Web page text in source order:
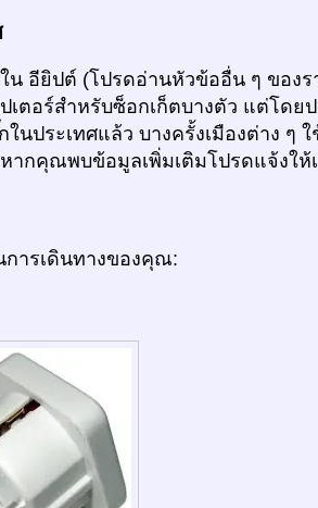
อียิปต์ (โปรดอ่านหัวข้ออื่น ๆ ของร
ตอร์สำหรับซ็อกเก็ตบางตัว แต่โดย
นประเทศแล้ว บางครั้งเมืองต่าง ๆ
ากคุณพบข้อมูลเพิ่มเติมโปรดแจ้งให้
ารเดินทางของคุณ: